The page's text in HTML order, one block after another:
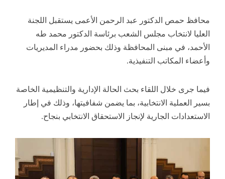
محافظ حمص الدكتور عبد الرحمن الأعمى يستقبل اللجنة
العليا لانتخاب مجلس الشعب برئاسة الدكتور محمد طه
الأحمد، في مبنى المحافظة وذلك بحضور مدراء المديريات
وأعضاء المكاتب التنفيذية.
فيما جرى خلال اللقاء بحث الحالة الإدارية والتنظيمية الخاصة
بسير العملية الانتخابية، بما يضمن شفافيتها، وذلك في إطار
الاستعدادات الجارية لإنجاز الاستحقاق الانتخابي بنجاح.